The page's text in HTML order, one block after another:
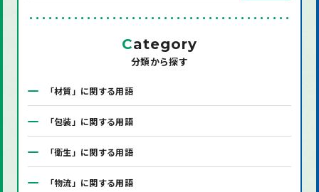
Category
分類から探す
「材質」に関する用語
「包装」に関する用語
「衛生」に関する用語
「物流」に関する用語